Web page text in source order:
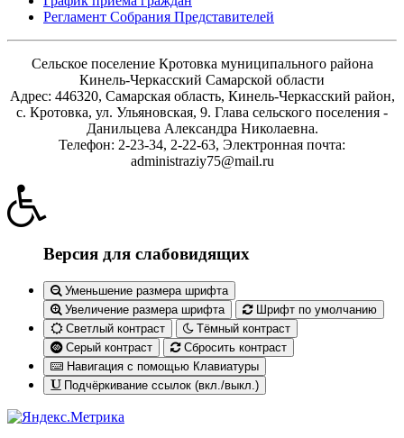
Регламент Собрания Представителей
Сельское поселение Кротовка муниципального района
Кинель-Черкасский Самарской области
Адрес: 446320, Самарская область, Кинель-Черкасский район,
с. Кротовка, ул. Ульяновская, 9. Глава сельского поселения -
Данильцева Александра Николаевна.
Телефон: 2-23-34, 2-22-63, Электронная почта:
administraziy75@mail.ru
Версия для слабовидящих
Уменьшение размера шрифта
Увеличение размера шрифта
Шрифт по умолчанию
Светлый контраст
Тёмный контраст
Серый контраст
Сбросить контраст
Навигация с помощью Клавиатуры
Подчёркивание ссылок (вкл./выкл.)